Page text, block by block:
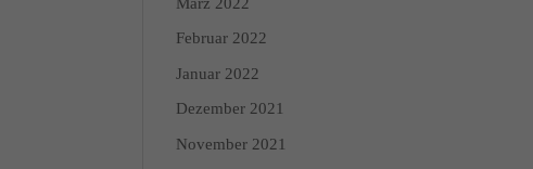
Februar 2022
Januar 2022
Dezember 2021
November 2021